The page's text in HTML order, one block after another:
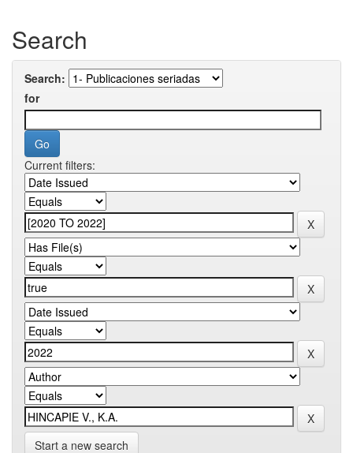
Search
Search:
for
Current filters:
Start a new search